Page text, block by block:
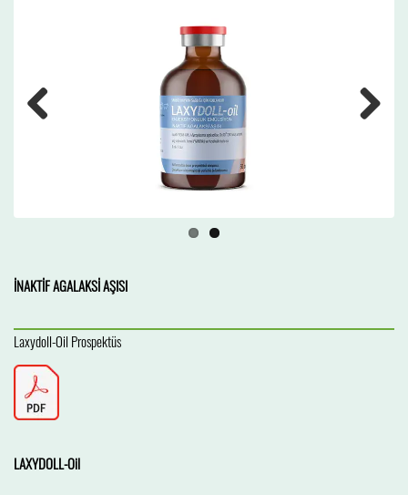
İNAKTİF AGALAKSİ AŞISI
Laxydoll-Oil Prospektüs
LAXYDOLL-Oil